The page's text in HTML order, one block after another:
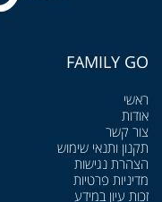
FAMILY GO
ראשי
אודות
צור קשר
תקנון ותנאי שימוש
הצהרת נגישות
מדיניות פרטיות
זכות עיון במידע